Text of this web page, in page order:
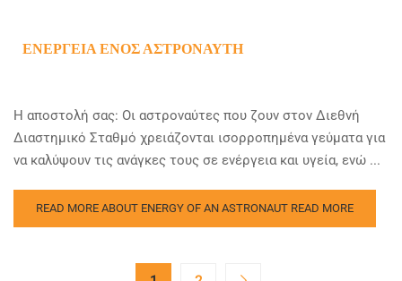
ΕΝΈΡΓΕΙΑ ΕΝΌΣ ΑΣΤΡΟΝΑΎΤΗ
Η αποστολή σας: Οι αστροναύτες που ζουν στον Διεθνή
Διαστημικό Σταθμό χρειάζονται ισορροπημένα γεύματα για
να καλύψουν τις ανάγκες τους σε ενέργεια και υγεία, ενώ ...
READ MORE ABOUT ENERGY OF AN ASTRONAUT READ MORE